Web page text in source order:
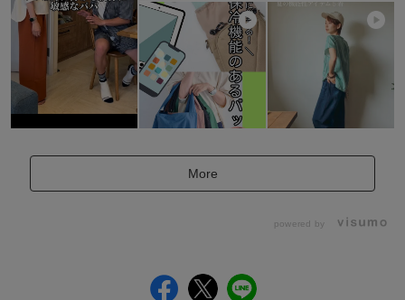
More
powered by